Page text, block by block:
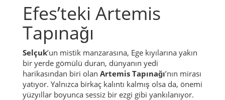
Efes’teki Artemis
Tapınağı
Selçuk’un mistik manzarasına, Ege kıyılarına yakın
bir yerde gömülü duran, dünyanın yedi
harikasından biri olan Artemis Tapınağı’nın mirası
yatıyor. Yalnızca birkaç kalıntı kalmış olsa da, önemi
yüzyıllar boyunca sessiz bir ezgi gibi yankılanıyor.